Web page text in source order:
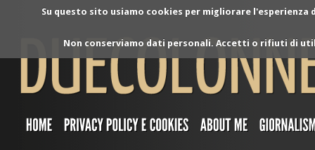
Su questo sito usiamo cookies per migliorare
Non conserviamo dati personali. Accetti o rifiuti di